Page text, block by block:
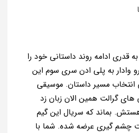
به قدری ادامه روند داستانی خود را
وادار به پلی ادن سری سوم این
انتخاب مسیر داستان. موسیقی
گرالت همین الان زبان زد
بماند که سریال این گیم
چشم گیری عرضه شده. شما با